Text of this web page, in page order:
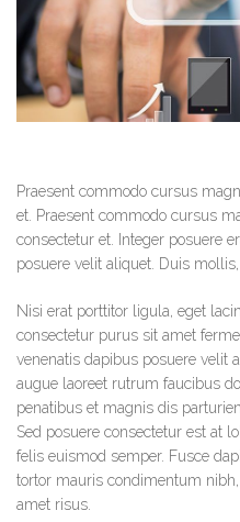
Praesent commodo cursus
et. Praesent commodo cursus
consectetur et. Integer posuere
posuere velit aliquet. Duis
Nisi erat porttitor ligula, eget
consectetur purus sit amet
venenatis dapibus posuere velit
augue laoreet rutrum faucibus
penatibus et magnis dis
Sed posuere consectetur est at
felis euismod semper. Fusce
tortor mauris condimentum
amet risus.